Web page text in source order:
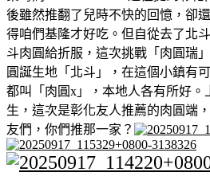
後雖然推翻了兒時不快的回憶，卻
得咱們基隆才好吃。但自從去了北
斗肉圓給折服，這次挑戰「肉圓瑞
圓誕生地「北斗」，在這個小鎮有
都叫「肉圓x」，本地人各有所好。
生，這次是彰化友人推薦的肉圓端
友們，你們推那一家？